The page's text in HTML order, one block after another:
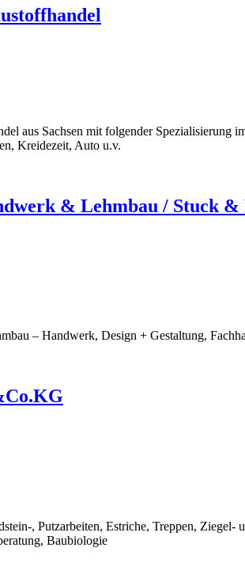
aus Sachsen mit folgender
Kreidezeit, Auto u.v.
& Lehmbau / Stuck
– Handwerk, Design + Gestaltung,
, Putzarbeiten, Estriche, Treppen,
Baubiologie